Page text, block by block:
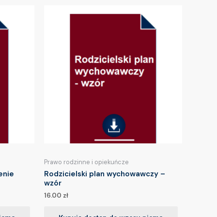
Prawo rodzinne i opiekuńcze
Rodzicielski plan wychowawczy –
wzór
16.00 zł